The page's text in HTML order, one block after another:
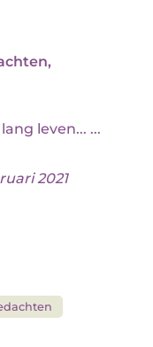
leven... ...
2021